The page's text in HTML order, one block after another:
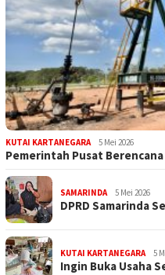
KUTAI KARTANEGARA 5 Mei 2026
Pemerintah Pusat
SAMARINDA 5 Mei 2026
DPRD Samarinda
KUTAI KARTANEGARA 5
Ingin Buka Usaha